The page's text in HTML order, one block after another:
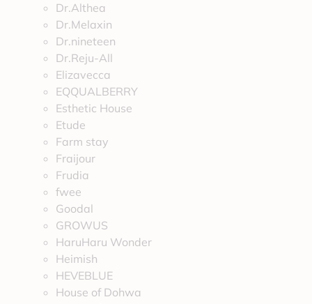
Dr.Althea
Dr.Melaxin
Dr.nineteen
Dr.Reju-All
Elizavecca
EQQUALBERRY
Esthetic House
Etude
Farm stay
Fraijour
Frudia
fwee
Goodal
GROWUS
HaruHaru Wonder
Heimish
HEVEBLUE
House of Dohwa